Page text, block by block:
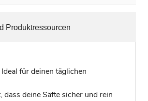
für deinen täglichen
deine Säfte sicher und rein
Produktressourcen